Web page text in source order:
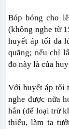
Bóp bóng cho
(không nghe từ
huyết áp tối đa
quãng; nếu chỉ
đo này là của
Với huyết áp tối
nghe được nữa
hẳn (để loại trừ
thiểu, làm ta